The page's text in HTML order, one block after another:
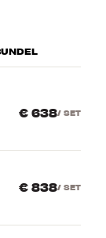
€ 638/ SET
€ 838/ SET